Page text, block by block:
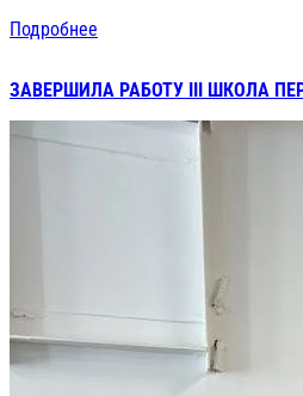
Подробнее
ЗАВЕРШИЛА РАБОТУ III ШКОЛА